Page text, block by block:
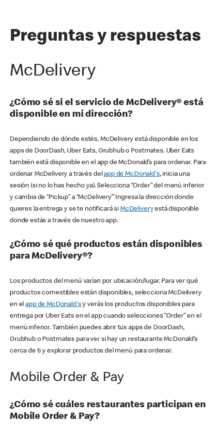
Preguntas y respuestas
McDelivery
¿Cómo sé si el servicio de McDelivery® está
disponible en mi dirección?
Dependiendo de dónde estés, McDelivery está disponible en los
apps de DoorDash, Uber Eats, Grubhub o Postmates. Uber Eats
también está disponible en el app de McDonald’s para ordenar. Para
ordenar McDelivery a través delapp de McDonald's, inicia una
sesión (si no lo has hecho ya). Selecciona “Order” del menú inferior
y cambia de “Pickup” a “McDelivery’” Ingresa la dirección donde
quieres la entrega y se te notificará si McDeliveryestá disponible
donde estás a través de nuestro app.
¿Cómo sé qué productos están disponibles
para McDelivery®?
Los productos del menú varían por ubicación/lugar. Para ver qué
productos comestibles están disponibles, selecciona McDelivery
en elapp de McDonald'sy verás los productos disponibles para
entrega por Uber Eats en el app cuando selecciones “Order” en el
menú inferior. También puedes abrir tus apps de DoorDash,
Grubhub o Postmates para ver si hay un restaurante McDonald’s
cerca de ti y explorar productos del menú para ordenar.
Mobile Order & Pay
¿Cómo sé cuáles restaurantes participan en
Mobile Order & Pay?